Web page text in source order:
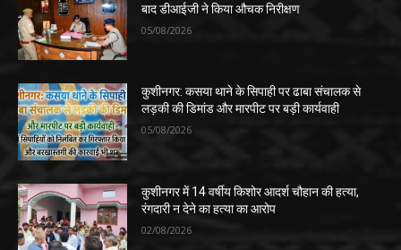
बाद डीआईजी ने किया औचक निरीक्षण
05/08/2026
कुशीनगर: कसया थाने के सिपाही पर ढाबा संचालक से
लड़की की डिमांड और मारपीट पर बड़ी कार्यवाही
05/08/2026
कुशीनगर में 14 वर्षीय किशोर आदर्श चौहान की हत्या,
रंगदारी न देने का हत्या का आरोप
02/08/2026